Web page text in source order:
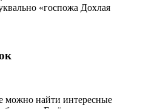
«госпожа Дохлая
можно найти интересные